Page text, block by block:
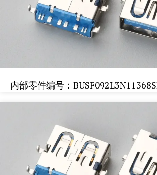
内部零件编号：